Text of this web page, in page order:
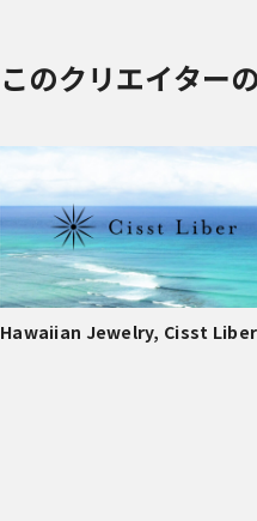
このクリエイター
Hawaiian Jewelry, Cisst Liber